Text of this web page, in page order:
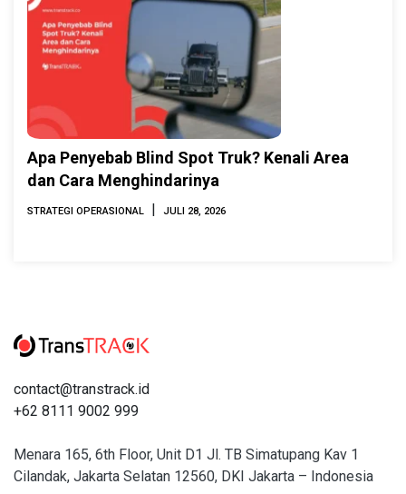
Apa Penyebab Blind Spot Truk? Kenali Area
dan Cara Menghindarinya
STRATEGI OPERASIONAL | JULI 28, 2026
contact@transtrack.id
+62 8111 9002 999
Menara 165, 6th Floor, Unit D1 Jl. TB Simatupang Kav 1
Cilandak, Jakarta Selatan 12560, DKI Jakarta – Indonesia